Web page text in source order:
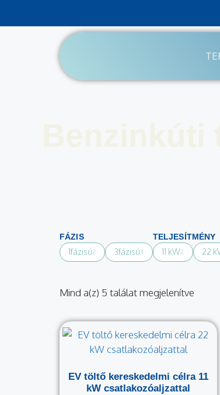
FÁZIS
1fázisú2 3fázisú3
TELJESÍTMÉNY
11 kW2 22
Mind a(z) 5 találat megjelenítve
EV töltő kereskedelmi célra 11
kW csatlakozóaljzattal